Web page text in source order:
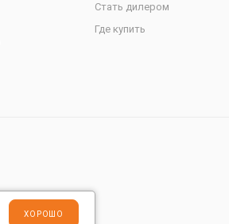
Стать дилером
Где купить
ХОРОШО